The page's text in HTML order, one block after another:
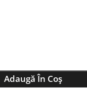
Adaugă În Coș